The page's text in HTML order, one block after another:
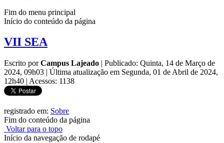
Fim do menu principal
Início do conteúdo da página
VII SEA
Escrito porCampus Lajeado | Publicado: Quinta, 14 de Março de
2024, 09h03 | Última atualização em Segunda, 01 de Abril de 2024,
12h40 | Acessos: 1138
registrado em: Sobre
Fim do conteúdo da página
Voltar para o topo
Início da navegação de rodapé